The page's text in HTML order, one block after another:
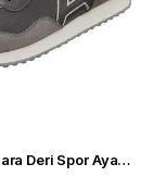
Büyük Numara Deri Spor Ayakkabı - GG18 Gri